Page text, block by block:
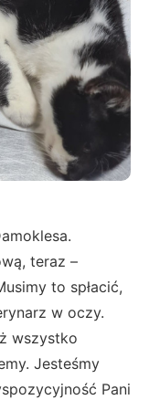
teraz –
to spłacić,
w oczy.
wszystko
Jesteśmy
Pani